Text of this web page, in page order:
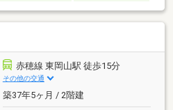
赤穂線 東岡山駅 徒歩15分
その他の交通
築37年5ヶ月 / 2階建